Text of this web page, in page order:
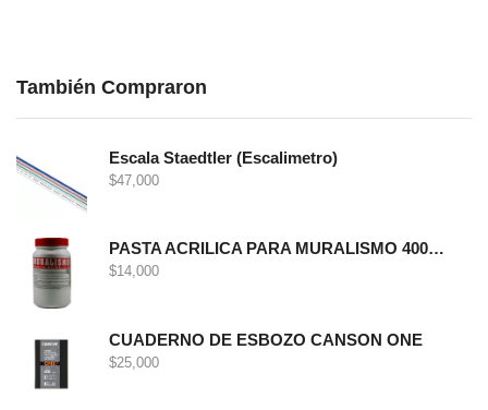
También Compraron
Escala Staedtler (Escalimetro)
$47,000
PASTA ACRILICA PARA MURALISMO 400 GRS
$14,000
CUADERNO DE ESBOZO CANSON ONE
$25,000